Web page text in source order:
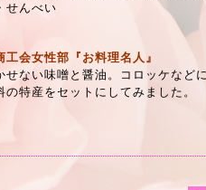
せんべい
会女性部『お料理名人』
せない味噌と醤油。コロッケなど
の特産をセットにしてみました。